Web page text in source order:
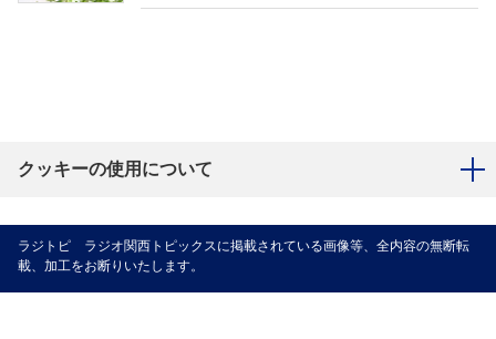
クッキーの使用について
ラジトピ ラジオ関西トピックスに掲載されている画像等、全内容の無断転
載、加工をお断りいたします。